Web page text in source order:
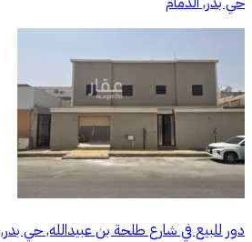
دور للبيع في شارع طلحة بن عبيدالله, حي